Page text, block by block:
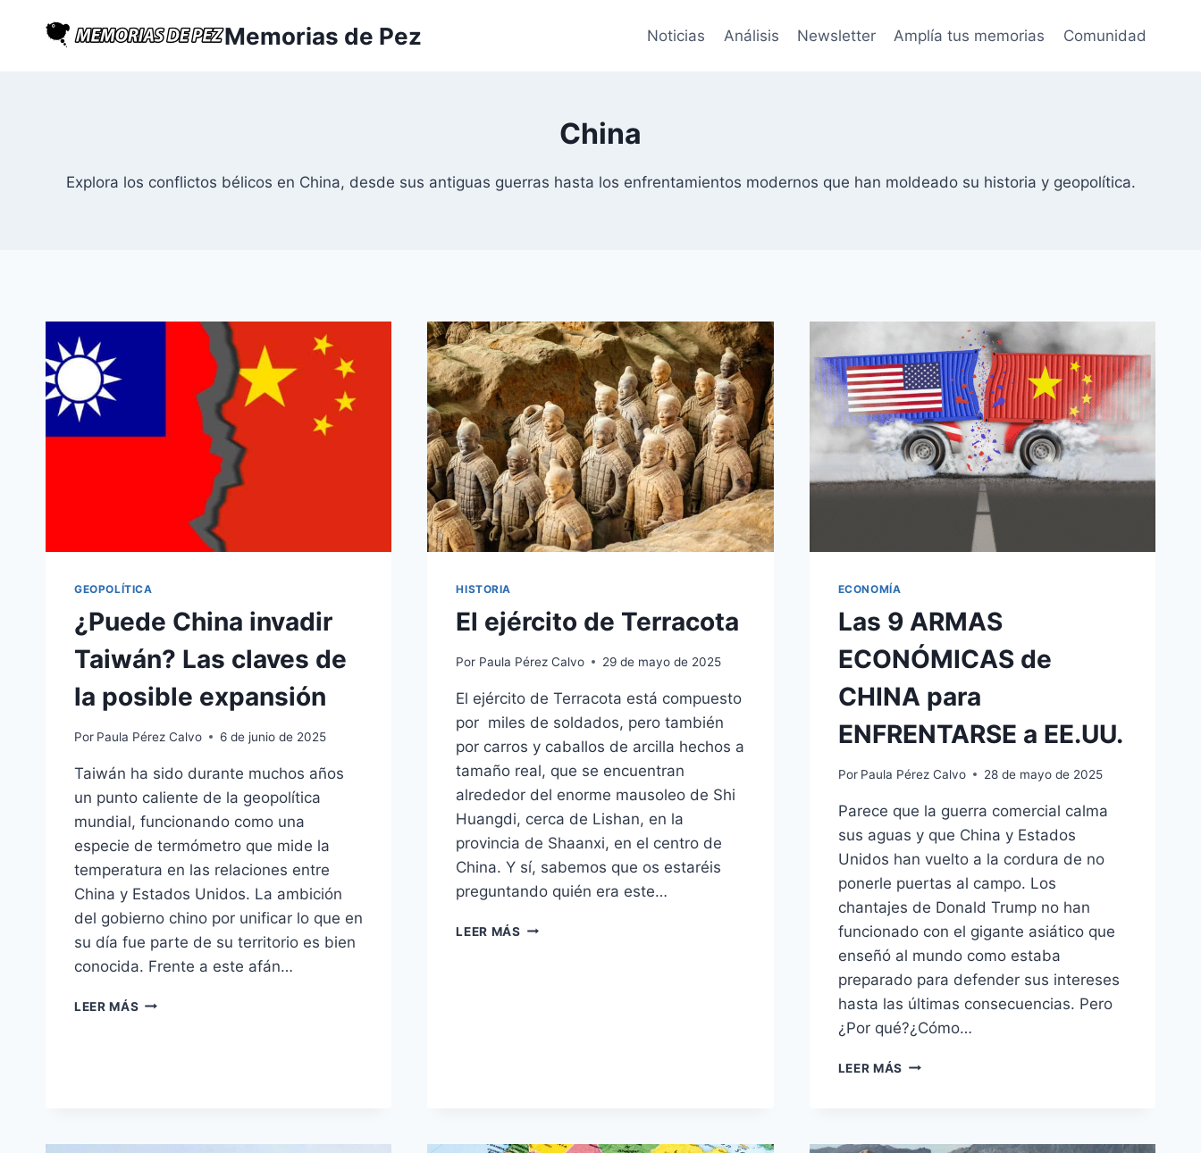
Memorias de Pez Noticias Análisis Newsletter Amplía tus memorias Comunidad
China
Explora los conflictos bélicos en China, desde sus antiguas guerras hasta los enfrentamientos modernos que han moldeado su historia y geopolítica.
GEOPOLÍTICA
¿Puede China invadir
Taiwán? Las claves de
la posible expansión
Por Paula Pérez Calvo 6 de junio de 2025
Taiwán ha sido durante muchos años
un punto caliente de la geopolítica
mundial, funcionando como una
especie de termómetro que mide la
temperatura en las relaciones entre
China y Estados Unidos. La ambición
del gobierno chino por unificar lo que en
su día fue parte de su territorio es bien
conocida. Frente a este afán…
LEER MÁS ¿PUEDE
HISTORIA
El ejército de Terracota
Por Paula Pérez Calvo 29 de mayo de 2025
El ejército de Terracota está compuesto
por miles de soldados, pero también
por carros y caballos de arcilla hechos a
tamaño real, que se encuentran
alrededor del enorme mausoleo de Shi
Huangdi, cerca de Lishan, en la
provincia de Shaanxi, en el centro de
China. Y sí, sabemos que os estaréis
preguntando quién era este…
LEER MÁS EL
ECONOMÍA
Las 9 ARMAS
ECONÓMICAS de
CHINA para
ENFRENTARSE a EE.UU.
Por Paula Pérez Calvo 28 de mayo de 2025
Parece que la guerra comercial calma
sus aguas y que China y Estados
Unidos han vuelto a la cordura de no
ponerle puertas al campo. Los
chantajes de Donald Trump no han
funcionado con el gigante asiático que
enseñó al mundo como estaba
preparado para defender sus intereses
hasta las últimas consecuencias. Pero
¿Por qué?¿Cómo…
LEER MÁS LAS